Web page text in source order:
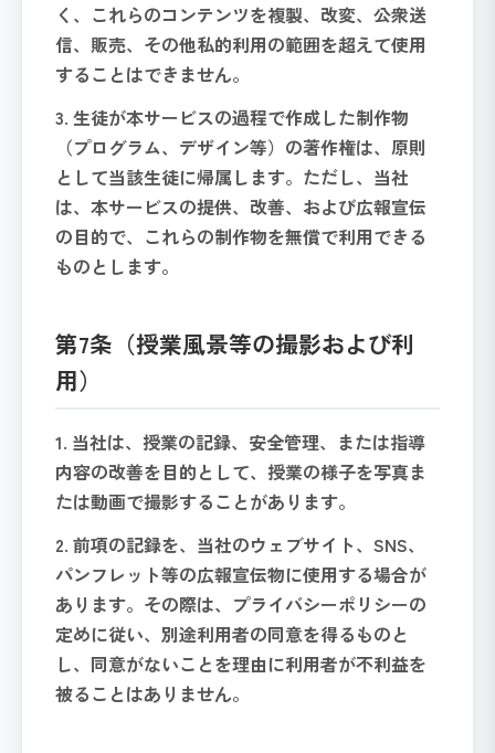
く、これらのコンテンツを複製、改変、公衆送
信、販売、その他私的利用の範囲を超えて使用
することはできません。
3. 生徒が本サービスの過程で作成した制作物
（プログラム、デザイン等）の著作権は、原則
として当該生徒に帰属します。ただし、当社
は、本サービスの提供、改善、および広報宣伝
の目的で、これらの制作物を無償で利用できる
ものとします。
第7条（授業風景等の撮影および利
用）
1. 当社は、授業の記録、安全管理、または指導
内容の改善を目的として、授業の様子を写真ま
たは動画で撮影することがあります。
2. 前項の記録を、当社のウェブサイト、SNS、
パンフレット等の広報宣伝物に使用する場合が
あります。その際は、プライバシーポリシーの
定めに従い、別途利用者の同意を得るものと
し、同意がないことを理由に利用者が不利益を
被ることはありません。